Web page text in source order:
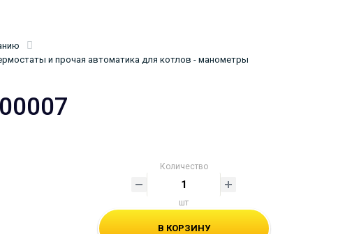
и прочая автоматика для котлов - манометры
Количество
шт
В КОРЗИНУ